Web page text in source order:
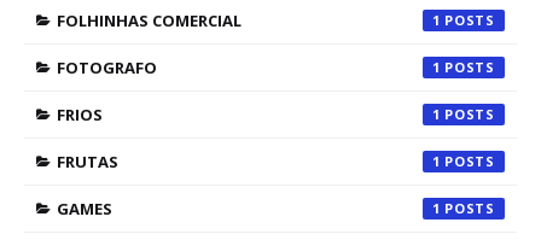
FOLHINHAS COMERCIAL 1
FOTOGRAFO 1
FRIOS 1
FRUTAS 1
GAMES 1